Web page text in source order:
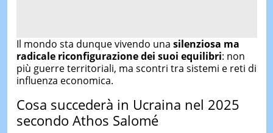
Il mondo sta dunque vivendo una silenziosa ma
radicale riconfigurazione dei suoi equilibri: non
più guerre territoriali, ma scontri tra sistemi e reti di
influenza economica.
Cosa succederà in Ucraina nel 2025
secondo Athos Salomé